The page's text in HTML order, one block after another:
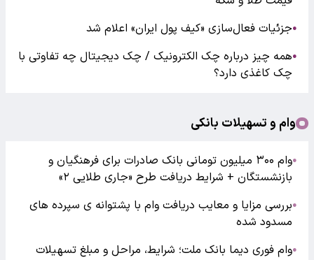
●جزئیات فعال‌سازی «کیف پول ایران» اعلام شد
●همه چیز درباره چک الکترونیک / چک دیجیتال چه تفاوتی با
چک کاغذی دارد؟
وام و تسهیلات بانکی
●
وام ۳۰۰ میلیون تومانی بانک صادرات برای فرهنگیان و
بازنشستگان + شرایط دریافت طرح «جاری طلایی ۲»
●بررسی مزایا و معایب دریافت وام با پشتوانه ی سپرده های
مسدود شده
●وام فوری دیما بانک ملت؛ شرایط، مراحل و مبلغ تسهیلات